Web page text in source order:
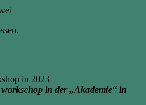
in 2023
in der „Akademie“ in